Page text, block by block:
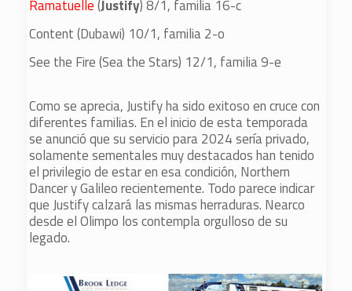
Ramatuelle(Justify) 8/1, familia 16-c
Content (Dubawi) 10/1, familia 2-o
See the Fire (Sea the Stars) 12/1, familia 9-e
Como se aprecia, Justify ha sido exitoso en cruce con
diferentes familias. En el inicio de esta temporada
se anunció que su servicio para 2024 sería privado,
solamente sementales muy destacados han tenido
el privilegio de estar en esa condición, Northern
Dancer y Galileo recientemente. Todo parece indicar
que Justify calzará las mismas herraduras. Nearco
desde el Olimpo los contempla orgulloso de su
legado.